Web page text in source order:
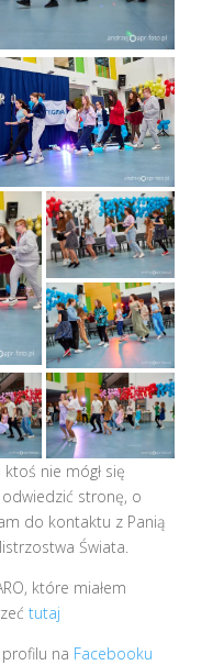
ktoś nie mógł się
stronę, o
do kontaktu z Panią
Świata.
które miałem
tutaj
na Facebooku